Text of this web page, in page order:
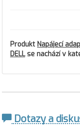
Produkt Napájecí
DELLse nachází v
Dotazy a